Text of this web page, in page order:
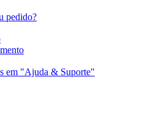
pedido?
em "Ajuda & Suporte"